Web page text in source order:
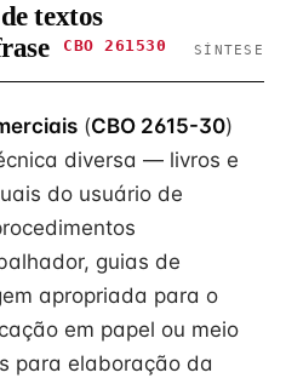
textos
CBO 261530 SÍNTESE
(CBO 2615-30)
diversa — livros e
do usuário de
guias de
apropriada para o
em papel ou meio
para elaboração da